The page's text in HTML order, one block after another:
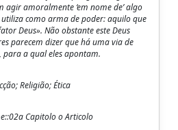
amoralmente ‘em nome de’ algo
como arma de poder: aquilo que
Deus». Não obstante este Deus
parecem dizer que há uma via de
a qual eles apontam.
Religião; Ética
Capitolo o Articolo